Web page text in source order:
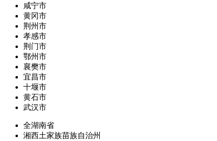
咸宁市
黄冈市
荆州市
孝感市
荆门市
鄂州市
襄樊市
宜昌市
十堰市
黄石市
武汉市
全湖南省
湘西土家族苗族自治州